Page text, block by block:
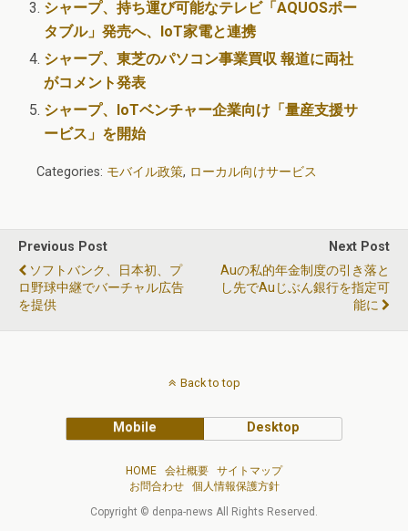
シャープ、持ち運び可能なテレビ「AQUOSポー
タブル」発売へ、IoT家電と連携
シャープ、東芝のパソコン事業買収 報道に両社
がコメント発表
シャープ、IoTベンチャー企業向け「量産支援サ
ービス」を開始
Categories: モバイル政策, ローカル向けサービス
Previous Post
ソフトバンク、日本初、プ
ロ野球中継でバーチャル広告
を提供
Next Post
Auの私的年金制度の引き落と
し先でauじぶん銀行を指定可
能に
Back to top
Mobile Desktop
HOME 会社概要
サイトマップ
お問合わせ
個人情報保護方針
Copyright © denpa-news All Rights Reserved.